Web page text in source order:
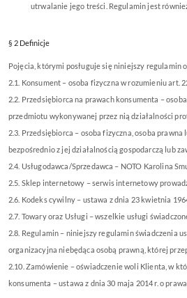
utrwalanie jego treści. Regulamin jest
§ 2 Definicje
Pojęcia, którymi posługuje się niniejszy regulamin
2.1. Konsument – osoba fizyczna w rozumieniu art.
2.2. Przedsiębiorca na prawach konsumenta –
przedmiotu wykonywanej przez nią działalności
2.3. Przedsiębiorca – osoba fizyczna, osoba
bezpośrednio z jej działalnością gospodarczą lub
2.4. Usługodawca/Sprzedawca – NOTO Karolina
2.5. Sklep internetowy – serwis internetowy
2.6. Kodeks cywilny – ustawa z dnia 23 kwietnia 1964
2.7. Towary oraz Usługi – wszelkie usługi
2.8. Regulamin – niniejszy regulamin świadczenia
organizacyjna niebędąca osobą prawną, której
2.10. Zamówienie – oświadczenie woli Klienta, w
konsumenta – ustawa z dnia 30 maja 2014 r. o